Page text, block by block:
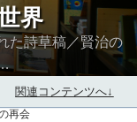
界
た詩草稿／賢治の
関連コンテンツへ↓
再会